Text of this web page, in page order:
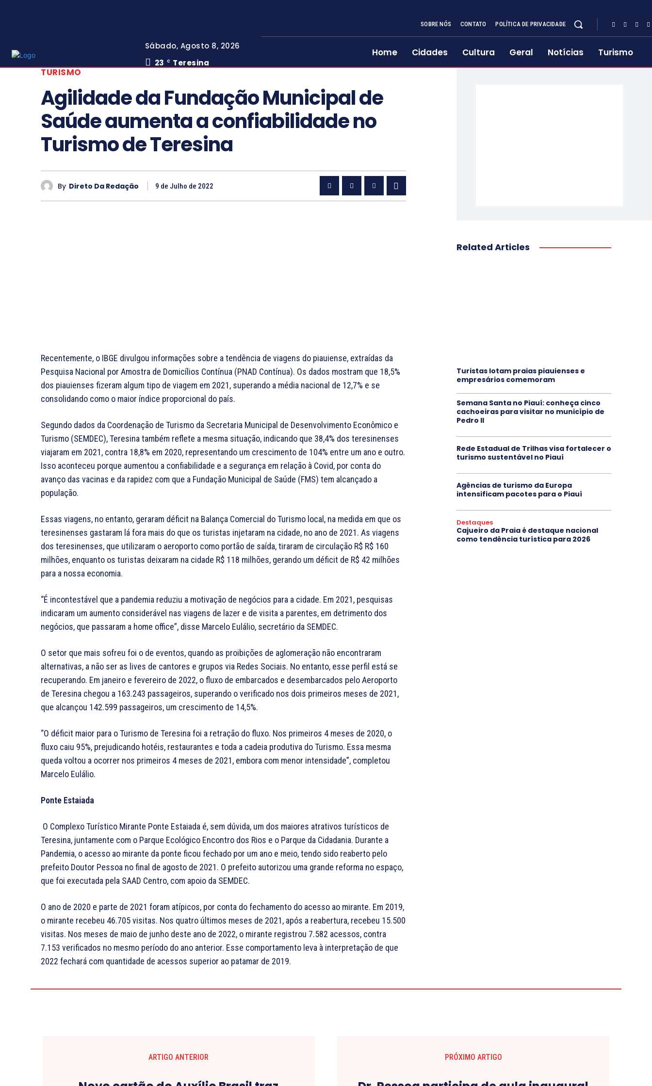
Sábado, Agosto 8, 2026
23
C Teresina
SOBRE NÓS CONTATO POLÍTICA DE PRIVACIDADE
Home Cidades Cultura Geral Notícias
Turismo
TURISMO
Agilidade da Fundação Municipal de
Saúde aumenta a confiabilidade no
Turismo de Teresina
By Direto Da Redação 9 de Julho de 2022
Recentemente, o IBGE divulgou informações sobre a tendência de viagens do piauiense, extraídas da
Pesquisa Nacional por Amostra de Domicílios Contínua (PNAD Contínua). Os dados mostram que 18,5%
dos piauienses fizeram algum tipo de viagem em 2021, superando a média nacional de 12,7% e se
consolidando como o maior índice proporcional do país.
Segundo dados da Coordenação de Turismo da Secretaria Municipal de Desenvolvimento Econômico e
Turismo (SEMDEC), Teresina também reflete a mesma situação, indicando que 38,4% dos teresinenses
viajaram em 2021, contra 18,8% em 2020, representando um crescimento de 104% entre um ano e outro.
Isso aconteceu porque aumentou a confiabilidade e a segurança em relação à Covid, por conta do
avanço das vacinas e da rapidez com que a Fundação Municipal de Saúde (FMS) tem alcançado a
população.
Essas viagens, no entanto, geraram déficit na Balança Comercial do Turismo local, na medida em que os
teresinenses gastaram lá fora mais do que os turistas injetaram na cidade, no ano de 2021. As viagens
dos teresinenses, que utilizaram o aeroporto como portão de saída, tiraram de circulação R$ R$ 160
milhões, enquanto os turistas deixaram na cidade R$ 118 milhões, gerando um déficit de R$ 42 milhões
para a nossa economia.
“É incontestável que a pandemia reduziu a motivação de negócios para a cidade. Em 2021, pesquisas
indicaram um aumento considerável nas viagens de lazer e de visita a parentes, em detrimento dos
negócios, que passaram a home office”, disse Marcelo Eulálio, secretário da SEMDEC.
O setor que mais sofreu foi o de eventos, quando as proibições de aglomeração não encontraram
alternativas, a não ser as lives de cantores e grupos via Redes Sociais. No entanto, esse perfil está se
recuperando. Em janeiro e fevereiro de 2022, o fluxo de embarcados e desembarcados pelo Aeroporto
de Teresina chegou a 163.243 passageiros, superando o verificado nos dois primeiros meses de 2021,
que alcançou 142.599 passageiros, um crescimento de 14,5%.
“O déficit maior para o Turismo de Teresina foi a retração do fluxo. Nos primeiros 4 meses de 2020, o
fluxo caiu 95%, prejudicando hotéis, restaurantes e toda a cadeia produtiva do Turismo. Essa mesma
queda voltou a ocorrer nos primeiros 4 meses de 2021, embora com menor intensidade”, completou
Marcelo Eulálio.
Ponte Estaiada
O Complexo Turístico Mirante Ponte Estaiada é, sem dúvida, um dos maiores atrativos turísticos de
Teresina, juntamente com o Parque Ecológico Encontro dos Rios e o Parque da Cidadania. Durante a
Pandemia, o acesso ao mirante da ponte ficou fechado por um ano e meio, tendo sido reaberto pelo
prefeito Doutor Pessoa no final de agosto de 2021. O prefeito autorizou uma grande reforma no espaço,
que foi executada pela SAAD Centro, com apoio da SEMDEC.
O ano de 2020 e parte de 2021 foram atípicos, por conta do fechamento do acesso ao mirante. Em 2019,
o mirante recebeu 46.705 visitas. Nos quatro últimos meses de 2021, após a reabertura, recebeu 15.500
visitas. Nos meses de maio de junho deste ano de 2022, o mirante registrou 7.582 acessos, contra
7.153 verificados no mesmo período do ano anterior. Esse comportamento leva à interpretação de que
2022 fechará com quantidade de acessos superior ao patamar de 2019.
Related Articles
Turistas lotam praias piauienses e
empresários comemoram
Semana Santa no Piauí: conheça cinco
cachoeiras para visitar no município de
Pedro II
Rede Estadual de Trilhas visa fortalecer o
turismo sustentável no Piauí
Agências de turismo da Europa
intensificam pacotes para o Piauí
Destaques
Cajueiro da Praia é destaque nacional
como tendência turística para 2026
ARTIGO ANTERIOR PRÓXIMO ARTIGO